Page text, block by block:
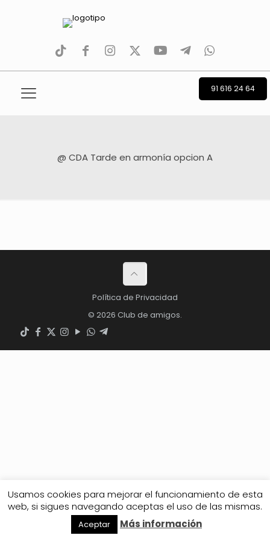
tiktokfacebookinstagram
TwitterYoutubeTelegramwhatsapp
91 616 24 64
@ CDA Tarde en armonía opcion A
Política de Privacidad
© 2026 Club de amigos.
Usamos cookies para mejorar el funcionamiento de esta
web, si sigues navegando aceptas el uso de las mismas.
Aceptar Más información